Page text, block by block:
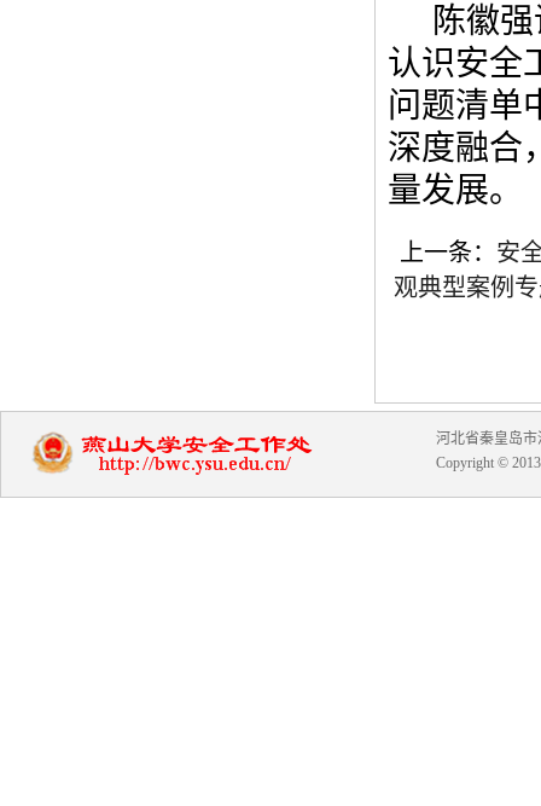
陈徽
认识安全
问题清单
深度融合
量发展。
上一条： 安
观典型案例
河北省秦皇岛市
Copyright ©